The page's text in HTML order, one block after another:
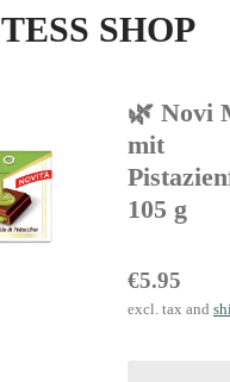
TESS SHOP
🌿 Novi
mit
105 g
€5.95
excl. tax and